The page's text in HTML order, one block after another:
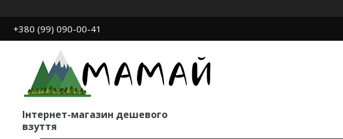
+380 (99) 090-00-41
Інтернет-магазин дешевого
взуття